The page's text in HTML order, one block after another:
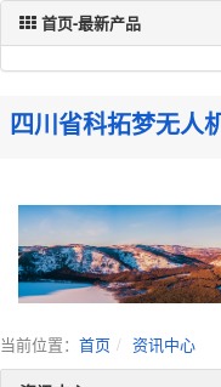
首页-最新产品
四川省科拓梦无人
当前位置： 首页 资讯中心